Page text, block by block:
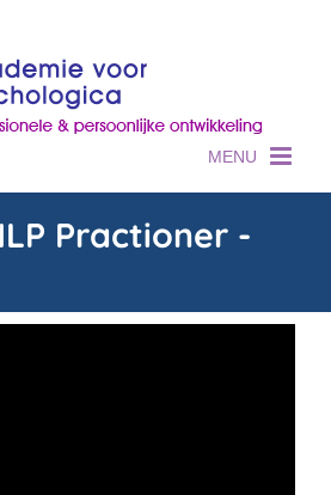
Practioner -